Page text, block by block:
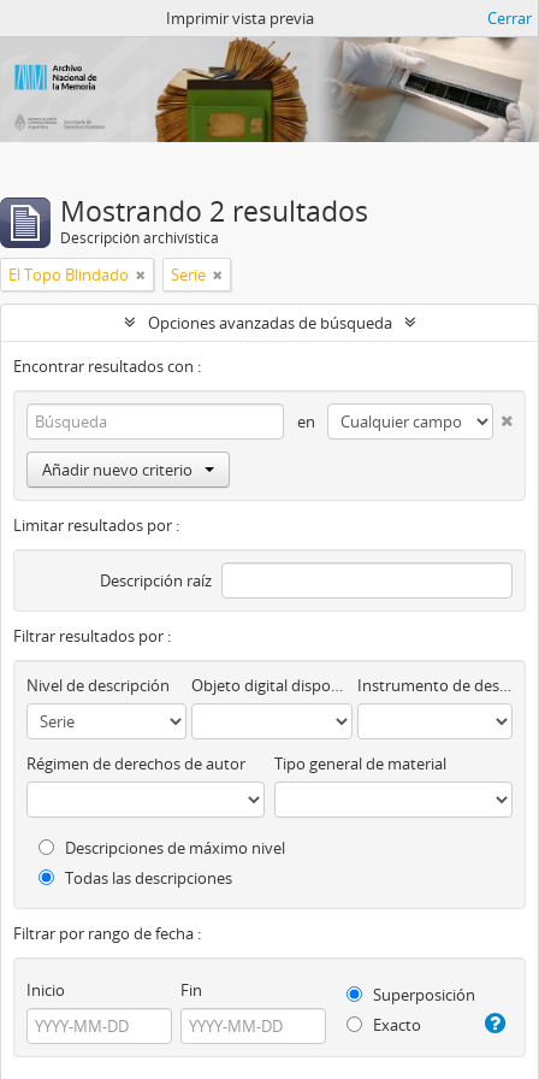
Imprimir vista previa Cerrar
Mostrando 2 resultados
Descripción archivística
El Topo Blindado Serie
Opciones avanzadas de búsqueda
Encontrar resultados con :
en
Añadir nuevo criterio
Limitar resultados por :
Descripción raíz
Filtrar resultados por :
Nivel de descripción Objeto digital disponibles Instrumento de descripción
Régimen de derechos de autor Tipo general de material
Descripciones de máximo nivel
Todas las descripciones
Filtrar por rango de fecha :
Inicio Fin
Superposición
Exacto